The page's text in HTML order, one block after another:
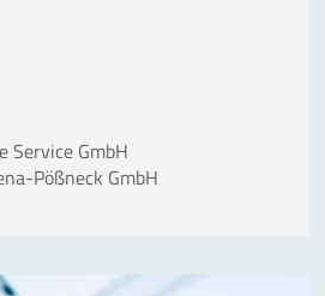
Service GmbH
Pößneck GmbH